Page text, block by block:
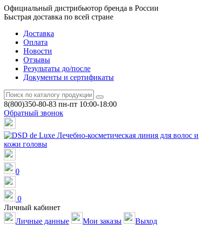
Официальный дистрибьютор бренда в России
Быстрая доставка по всей стране
Доставка
Оплата
Новости
Отзывы
Результаты до/после
Документы и сертификаты
8(800)350-80-83 пн-пт 10:00-18:00
Обратный звонок
0
0
Личный кабинет
Личные данные
Мои заказы
Выход